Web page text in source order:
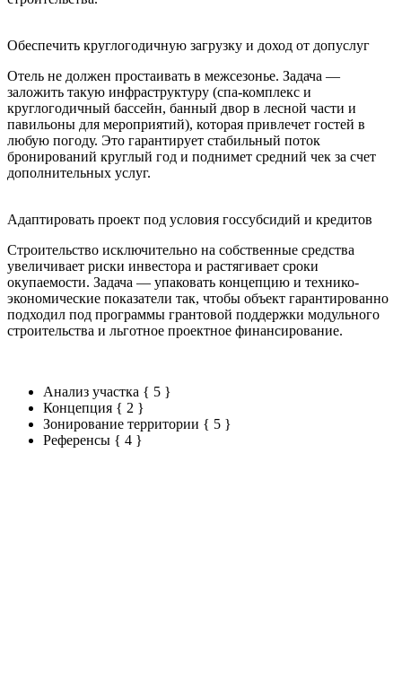
Обеспечить круглогодичную загрузку и доход от допуслуг
Отель не должен простаивать в межсезонье. Задача —
заложить такую инфраструктуру (спа-комплекс и
круглогодичный бассейн, банный двор в лесной части и
павильоны для мероприятий), которая привлечет гостей в
любую погоду. Это гарантирует стабильный поток
бронирований круглый год и поднимет средний чек за счет
дополнительных услуг.
Адаптировать проект под условия госсубсидий и кредитов
Строительство исключительно на собственные средства
увеличивает риски инвестора и растягивает сроки
окупаемости. Задача — упаковать концепцию и технико-
экономические показатели так, чтобы объект гарантированно
подходил под программы грантовой поддержки модульного
строительства и льготное проектное финансирование.
Анализ участка { 5 }
Концепция { 2 }
Зонирование территории { 5 }
Референсы { 4 }